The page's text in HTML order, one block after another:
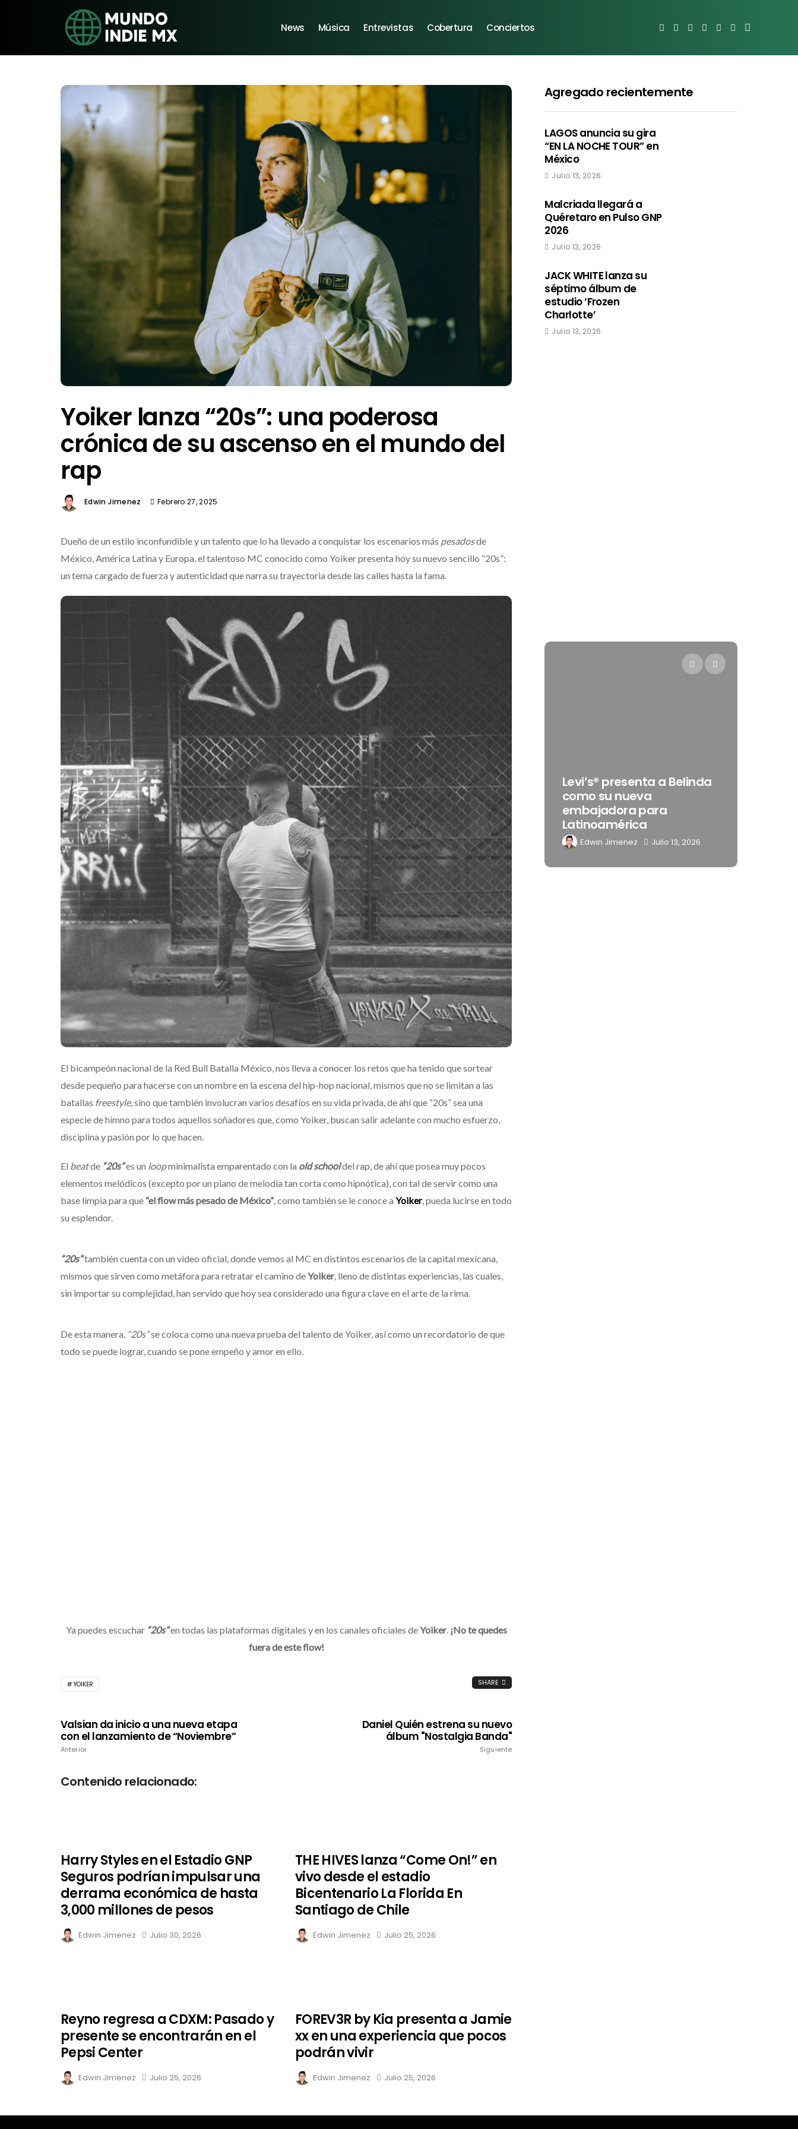
News Música Entrevistas Cobertura Conciertos
Yoiker lanza “20s”: una poderosa
crónica de su ascenso en el mundo del
rap
Edwin Jimenez Febrero 27, 2025
Dueño de un estilo inconfundible y un talento que lo ha llevado a conquistar los escenarios más pesadosde
México, América Latina y Europa, el talentoso MC conocido como Yoiker presenta hoy su nuevo sencillo “20s”:
un tema cargado de fuerza y autenticidad que narra su trayectoria desde las calles hasta la fama.
El bicampeón nacional de la Red Bull Batalla México, nos lleva a conocer los retos que ha tenido que sortear
desde pequeño para hacerse con un nombre en la escena del hip-hop nacional, mismos que no se limitan a las
batallas freestyle, sino que también involucran varios desafíos en su vida privada, de ahí que “20s” sea una
especie de himno para todos aquellos soñadores que, como Yoiker, buscan salir adelante con mucho esfuerzo,
disciplina y pasión por lo que hacen.
El beatde “20s”es un loopminimalista emparentado con la old schooldel rap, de ahí que posea muy pocos
elementos melódicos (excepto por un piano de melodía tan corta como hipnótica), con tal de servir como una
base limpia para que “el flow más pesado de México” , como también se le conoce a Yoiker, pueda lucirse en todo
su esplendor.
“20s”también cuenta con un video oficial, donde vemos al MC en distintos escenarios de la capital mexicana,
mismos que sirven como metáfora para retratar el camino deYoiker, lleno de distintas experiencias, las cuales,
sin importar su complejidad, han servido que hoy sea considerado una figura clave en el arte de la rima.
De esta manera, “20s”se coloca como una nueva prueba del talento de Yoiker, así como un recordatorio de que
todo se puede lograr, cuando se pone empeño y amor en ello.
Ya puedes escuchar“20s”en todas las plataformas digitales y en los canales oficiales deYoiker. ¡No te quedes
fuera de este flow!
YOIKER SHARE
Valsian da inicio a una nueva etapa
con el lanzamiento de “Noviembre”
Anterior
Daniel Quién estrena su nuevo
álbum "Nostalgia Banda"
Siguiente
Contenido relacionado:
Harry Styles en el Estadio GNP
Seguros podrían impulsar una
derrama económica de hasta
3,000 millones de pesos
Edwin Jimenez Julio 30, 2026
THE HIVES lanza “Come On!” en
vivo desde el estadio
Bicentenario La Florida En
Santiago de Chile
Edwin Jimenez Julio 25, 2026
Reyno regresa a CDXM: Pasado y
presente se encontrarán en el
Pepsi Center
Edwin Jimenez Julio 25, 2026
FOREV3R by Kia presenta a Jamie
xx en una experiencia que pocos
podrán vivir
Edwin Jimenez Julio 25, 2026
Agregado recientemente
LAGOS anuncia su gira
“EN LA NOCHE TOUR” en
México
Julio 13, 2026
Malcriada llegará a
Quéretaro en Pulso GNP
2026
Julio 13, 2026
JACK WHITE lanza su
séptimo álbum de
estudio ‘Frozen
Charlotte’
Julio 13, 2026
Suki Waterhouse estrena
su nuevo álbum
“Loveland”
Edwin Jimenez Julio 13, 2026
Levi’s® presenta a Belinda
como su nueva
embajadora para
Latinoamérica
Edwin Jimenez Julio 13, 2026